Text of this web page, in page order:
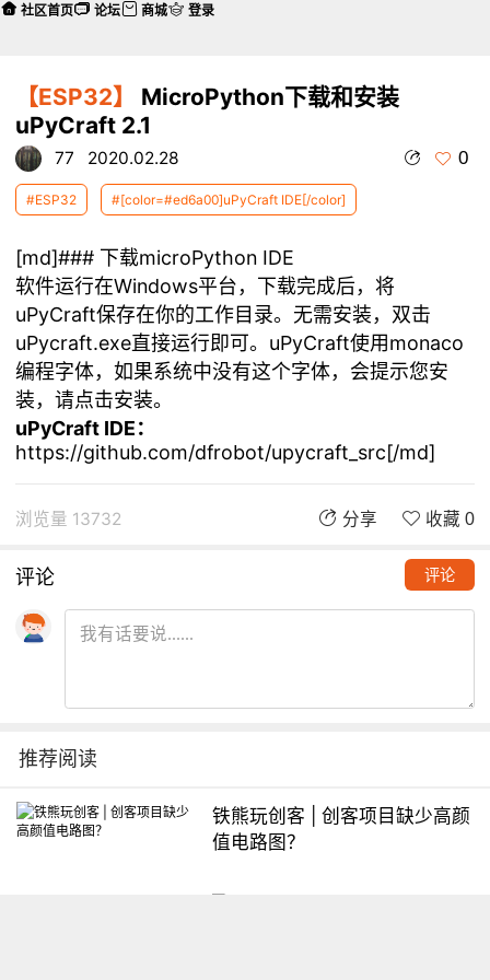
【ESP32】
MicroPython下载和安装
uPyCraft 2.1
77 2020.02.28 0
#ESP32 #[color=#ed6a00]uPyCraft IDE[/color]
[md]### 下载microPython IDE
软件运行在Windows平台，下载完成后，将
uPyCraft保存在你的工作目录。无需安装，双击
uPycraft.exe直接运行即可。uPyCraft使用monaco
编程字体，如果系统中没有这个字体，会提示您安
装，请点击安装。
uPyCraft IDE：
https://github.com/dfrobot/upycraft_src[/md]
浏览量 13732 分享 收藏 0
评论 评论
推荐阅读
铁熊玩创客 | 创客项目缺少高颜
值电路图？
社区首页 论坛 商城 登录